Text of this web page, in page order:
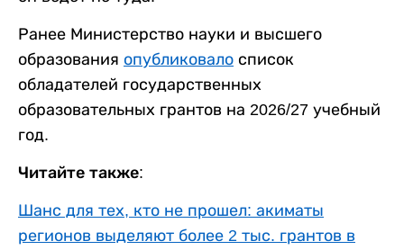
Ранее Министерство науки и высшего
образования опубликовало список
обладателей государственных
образовательных грантов на 2026/27 учебный
год.
Читайте также:
Шанс для тех, кто не прошел: акиматы
регионов выделяют более 2 тыс. грантов в